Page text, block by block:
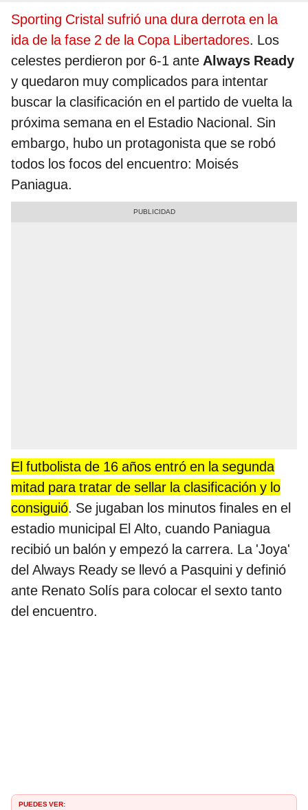
Sporting Cristal sufrió una dura derrota en la
ida de la fase 2 de la Copa Libertadores. Los
celestes perdieron por 6-1 ante Always Ready
y quedaron muy complicados para intentar
buscar la clasificación en el partido de vuelta la
próxima semana en el Estadio Nacional. Sin
embargo, hubo un protagonista que se robó
todos los focos del encuentro: Moisés
Paniagua.
El futbolista de 16 años entró en la segunda
mitad para tratar de sellar la clasificación y lo
consiguió. Se jugaban los minutos finales en el
estadio municipal El Alto, cuando Paniagua
recibió un balón y empezó la carrera. La 'Joya'
del Always Ready se llevó a Pasquini y definió
ante Renato Solís para colocar el sexto tanto
del encuentro.
PUEDES VER: